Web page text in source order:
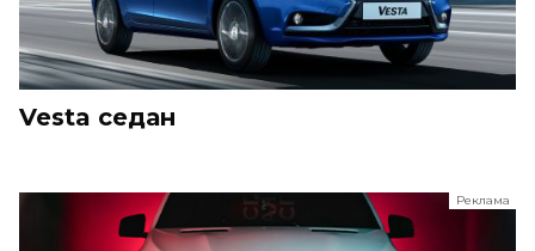
Vesta седан
Реклама
ООО "ЛК Эволюция"
ИНН 9724016636
erid: nyi26TK8Sykg5SPCgA2w5MdVpLJdCVLW